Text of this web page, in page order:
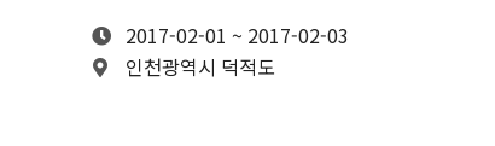
2017-02-01 ~ 2017-02-03
인천광역시 덕적도